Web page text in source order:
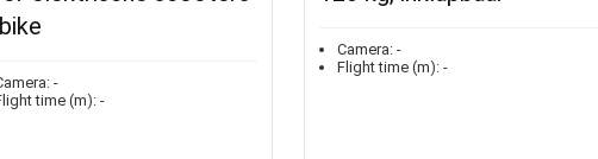
-
time (m):-
Camera: -
Flight time (m): -